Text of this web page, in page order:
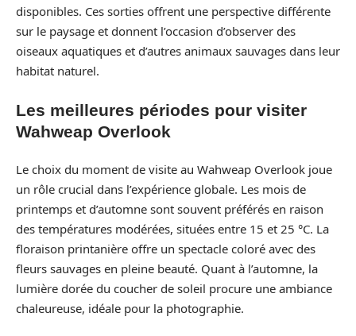
disponibles. Ces sorties offrent une perspective différente
sur le paysage et donnent l’occasion d’observer des
oiseaux aquatiques et d’autres animaux sauvages dans leur
habitat naturel.
Les meilleures périodes pour visiter
Wahweap Overlook
Le choix du moment de visite au Wahweap Overlook joue
un rôle crucial dans l’expérience globale. Les mois de
printemps et d’automne sont souvent préférés en raison
des températures modérées, situées entre 15 et 25 °C. La
floraison printanière offre un spectacle coloré avec des
fleurs sauvages en pleine beauté. Quant à l’automne, la
lumière dorée du coucher de soleil procure une ambiance
chaleureuse, idéale pour la photographie.